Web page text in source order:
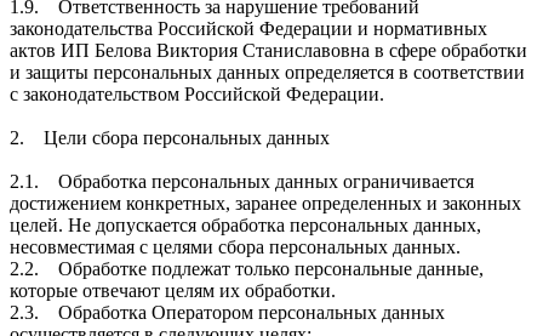
1.9. Ответственность за нарушение требований
законодательства Российской Федерации и нормативных
актов ИП Белова Виктория Станиславовна в сфере обработки
и защиты персональных данных определяется в соответствии
с законодательством Российской Федерации.
2. Цели сбора персональных данных
2.1. Обработка персональных данных ограничивается
достижением конкретных, заранее определенных и законных
целей. Не допускается обработка персональных данных,
несовместимая с целями сбора персональных данных.
2.2. Обработке подлежат только персональные данные,
которые отвечают целям их обработки.
2.3. Обработка Оператором персональных данных